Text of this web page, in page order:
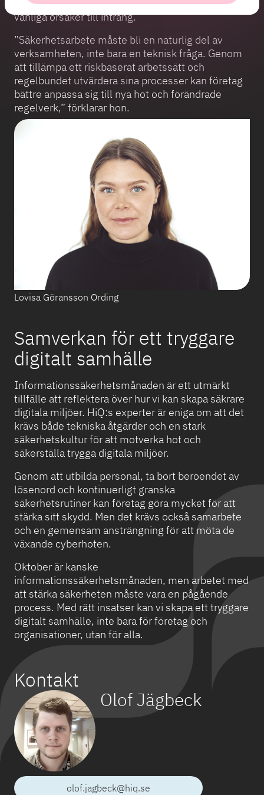
bristande lösenordshantering, fortsätter att vara
vanliga orsaker till intrång.
”Säkerhetsarbete måste bli en naturlig del av
verksamheten, inte bara en teknisk fråga. Genom
att tillämpa ett riskbaserat arbetssätt och
regelbundet utvärdera sina processer kan företag
bättre anpassa sig till nya hot och förändrade
regelverk,” förklarar hon.
Lovisa Göransson Ording
Samverkan för ett tryggare
digitalt samhälle
Informationssäkerhetsmånaden är ett utmärkt
tillfälle att reflektera över hur vi kan skapa säkrare
digitala miljöer. HiQ:s experter är eniga om att det
krävs både tekniska åtgärder och en stark
säkerhetskultur för att motverka hot och
säkerställa trygga digitala miljöer.
Genom att utbilda personal, ta bort beroendet av
lösenord och kontinuerligt granska
säkerhetsrutiner kan företag göra mycket för att
stärka sitt skydd. Men det krävs också samarbete
och en gemensam ansträngning för att möta de
växande cyberhoten.
Oktober är kanske
informationssäkerhetsmånaden, men arbetet med
att stärka säkerheten måste vara en pågående
process. Med rätt insatser kan vi skapa ett tryggare
digitalt samhälle, inte bara för företag och
organisationer, utan för alla.
Kontakt
Olof Jägbeck
olof.jagbeck@hiq.se